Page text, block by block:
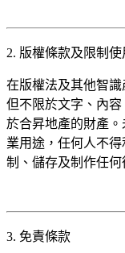
2. 版權條款及限制使
在版權法及其他智
但不限於文字、內
於合昇地產的財產
業用途，任何人不
制、儲存及制作任何
3. 免責條款